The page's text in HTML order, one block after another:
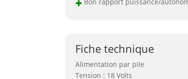
Fiche technique
Alimentation par pile
Tension : 18 Volts